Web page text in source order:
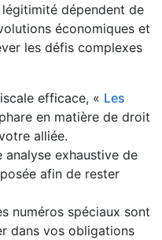
dépendent de
économiques et
les défis complexes
efficace, « Les
en matière de droit
alliée.
analyse exhaustive de
afin de rester
numéros spéciaux sont
dans vos obligations